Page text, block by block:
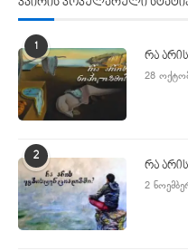
კვირის პოპულარული
1
რა
28
2
რა
2